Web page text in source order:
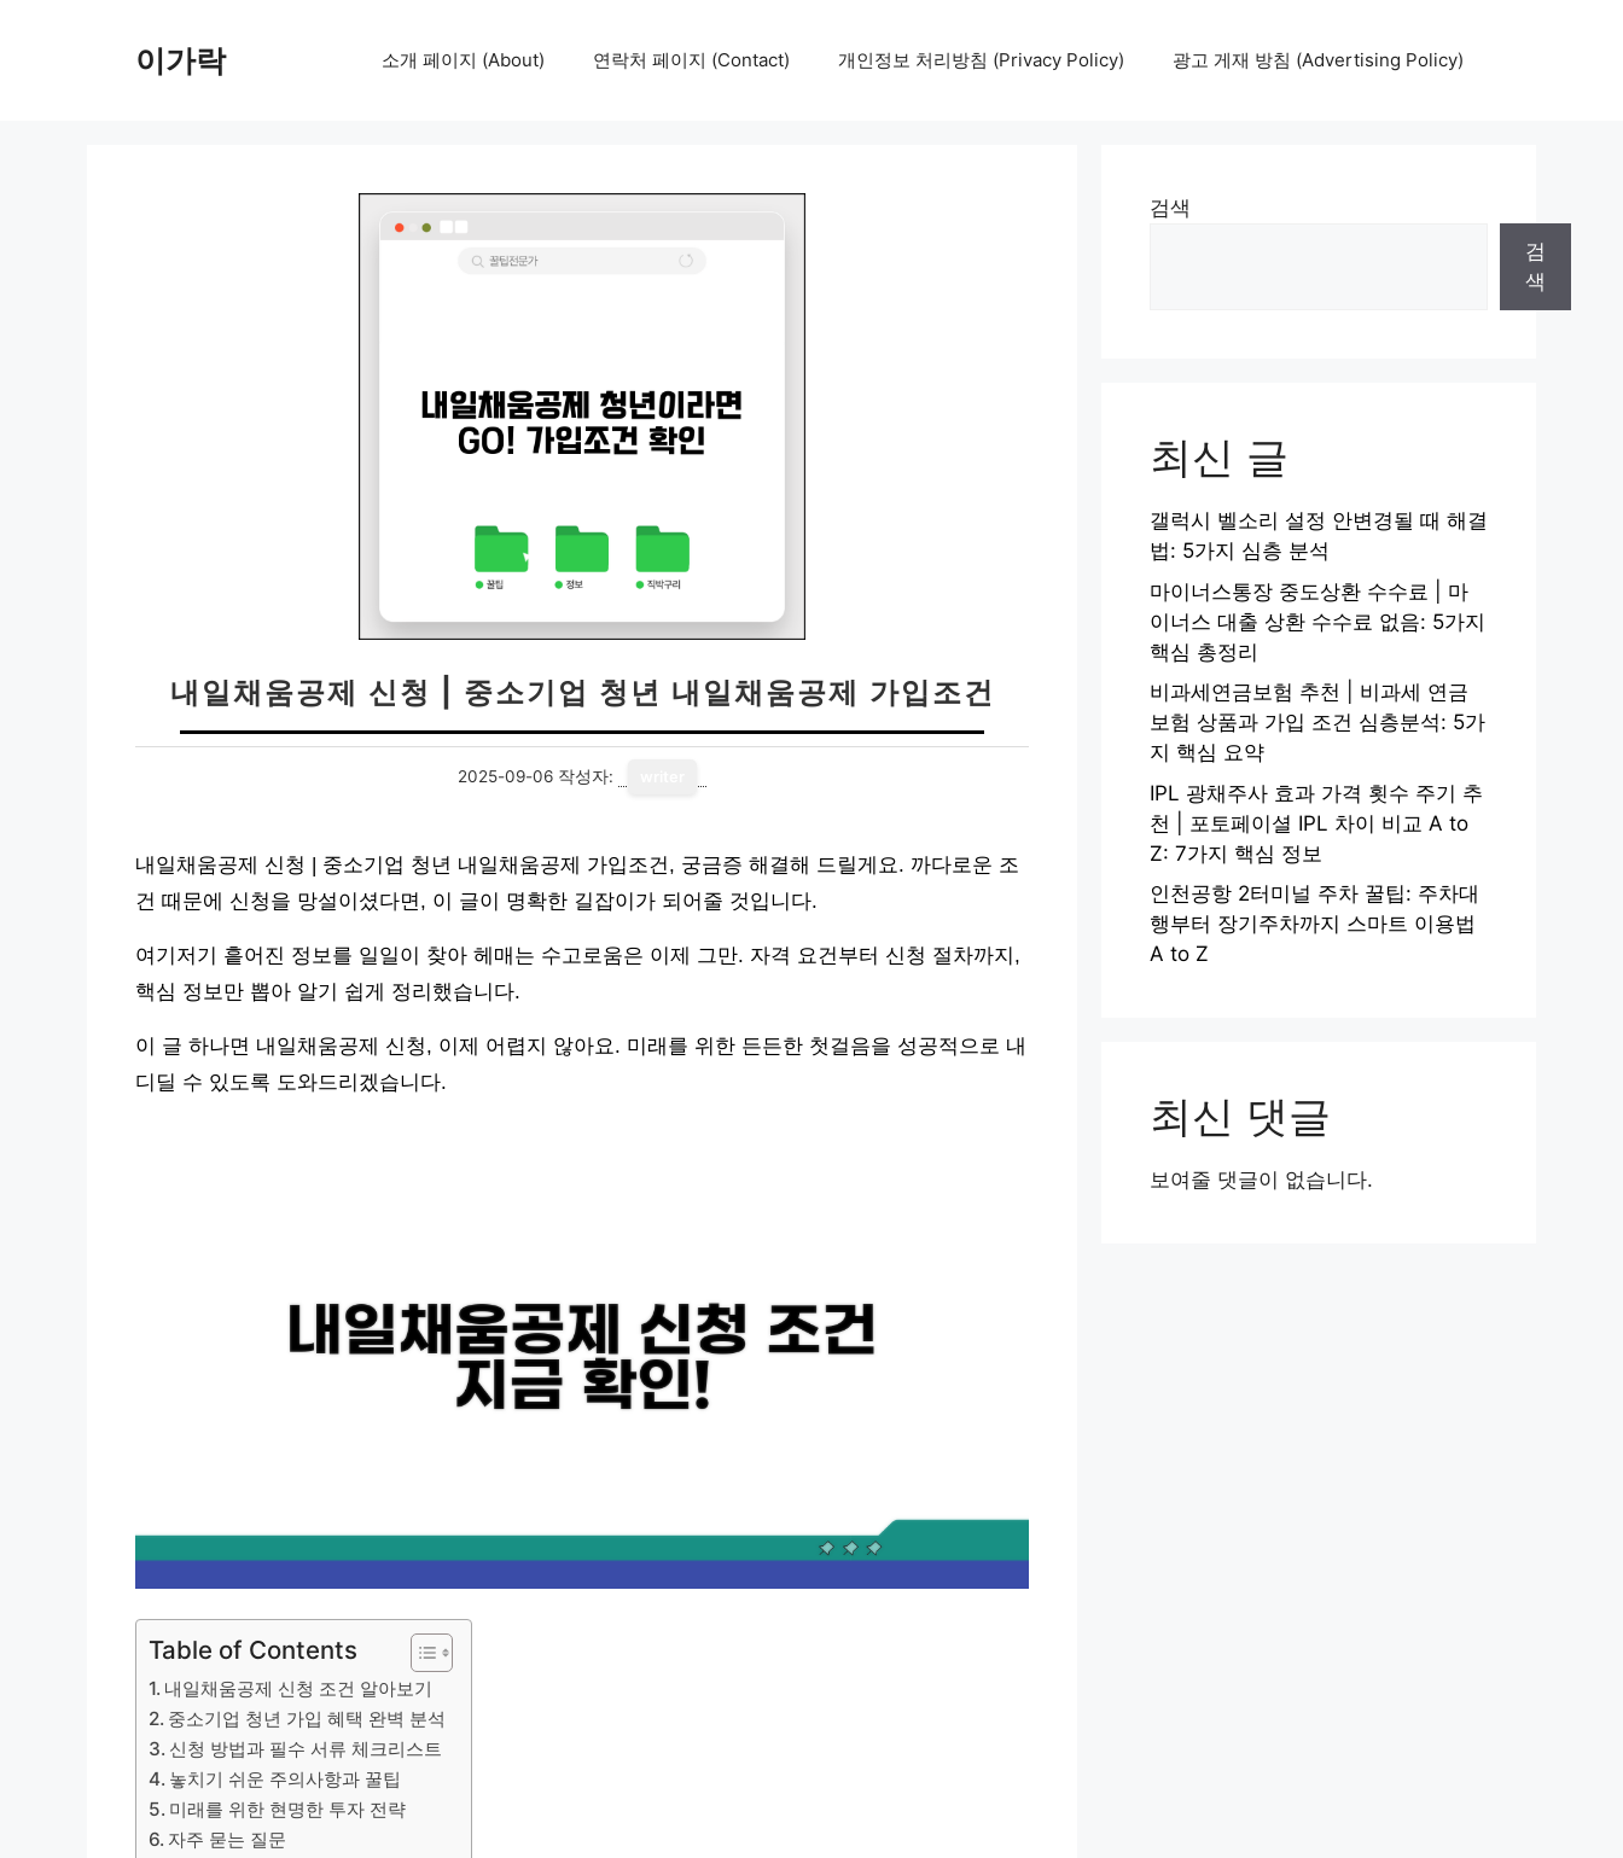
이가락 소개 페이지 (About) 연락처 페이지 (Contact) 개인정보 처리방침 (Privacy Policy) 광고 게재 방침 (Advertising Policy)
내일채움공제 신청 | 중소기업 청년 내일채움공제 가입조건
2025-09-06 작성자:
내일채움공제 신청 | 중소기업 청년 내일채움공제 가입조건, 궁금증 해결해 드릴게요. 까다로운 조
건 때문에 신청을 망설이셨다면, 이 글이 명확한 길잡이가 되어줄 것입니다.
여기저기 흩어진 정보를 일일이 찾아 헤매는 수고로움은 이제 그만. 자격 요건부터 신청 절차까지,
핵심 정보만 뽑아 알기 쉽게 정리했습니다.
이 글 하나면 내일채움공제 신청, 이제 어렵지 않아요. 미래를 위한 든든한 첫걸음을 성공적으로 내
디딜 수 있도록 도와드리겠습니다.
Table of Contents
내일채움공제 신청 조건 알아보기
중소기업 청년 가입 혜택 완벽 분석
신청 방법과 필수 서류 체크리스트
놓치기 쉬운 주의사항과 꿀팁
미래를 위한 현명한 투자 전략
자주 묻는 질문
검색
검
색
최신 글
갤럭시 벨소리 설정 안변경될 때 해결
법: 5가지 심층 분석
마이너스통장 중도상환 수수료 | 마
이너스 대출 상환 수수료 없음: 5가지
핵심 총정리
비과세연금보험 추천 | 비과세 연금
보험 상품과 가입 조건 심층분석: 5가
지 핵심 요약
IPL 광채주사 효과 가격 횟수 주기 추
천 | 포토페이셜 IPL 차이 비교 A to
Z: 7가지 핵심 정보
인천공항 2터미널 주차 꿀팁: 주차대
행부터 장기주차까지 스마트 이용법
A to Z
최신 댓글
보여줄 댓글이 없습니다.